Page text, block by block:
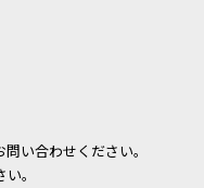
い合わせください。
。